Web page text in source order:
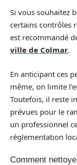
Si vous souhaitez
certains contrôles
est recommandé
ville de Colmar.
En anticipant ces
même, on limite
Toutefois, il reste
prévues pour le
un professionnel
réglementation
Comment